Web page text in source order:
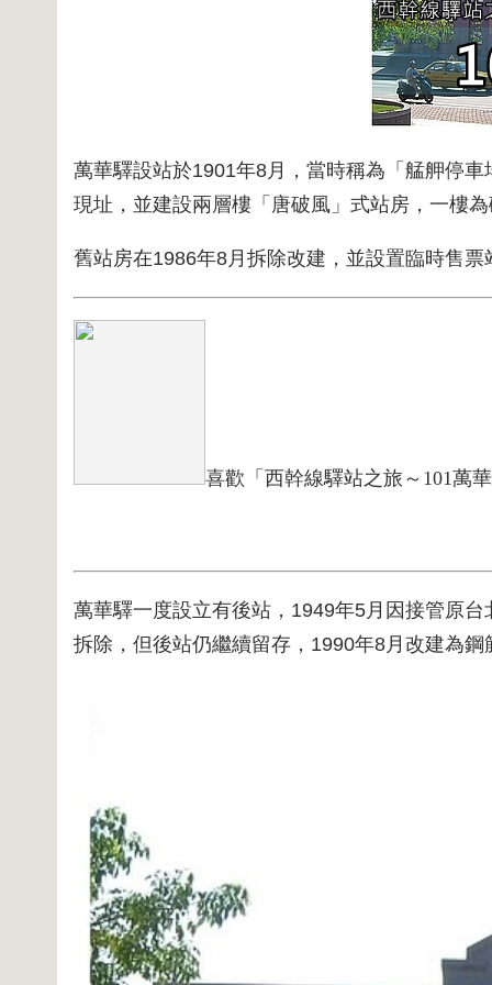
萬華驛設站於1901年8月，當時稱為「艋舺停
現址，並建設兩層樓「唐破風」式站房，一樓
舊站房在1986年8月拆除改建，並設置臨時售
喜歡「西幹線驛站之旅～101萬
萬華驛一度設立有後站，1949年5月因接管原
拆除，但後站仍繼續留存，1990年8月改建為